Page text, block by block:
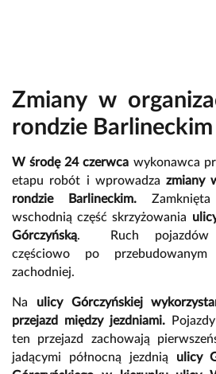
Zmiany w
rondzie
W środę 24 czerwca wykonawca
etapu robót i wprowadza zmiany
rondzie Barlineckim.
wschodnią część skrzyżowania
Górczyńską. Ruch pojazdów
częściowo po
zachodniej.
Na ulicy Górczyńskiej
przejazd między jezdniami.Pojazdy
ten przejazd zachowają
jadącymi północną jezdnią ulicy